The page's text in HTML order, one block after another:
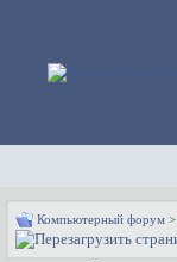
Компьютерный форум >